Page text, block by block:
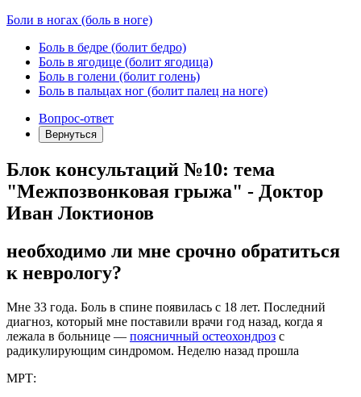
Боли в ногах (боль в ноге)
Боль в бедре (болит бедро)
Боль в ягодице (болит ягодица)
Боль в голени (болит голень)
Боль в пальцах ног (болит палец на ноге)
Вопрос-ответ
Вернуться
Блок консультаций №10: тема
"Межпозвонковая грыжа" - Доктор
Иван Локтионов
необходимо ли мне срочно обратиться
к неврологу?
Мне 33 года. Боль в спине появилась с 18 лет. Последний
диагноз, который мне поставили врачи год назад, когда я
лежала в больнице — поясничный остеохондроз с
радикулирующим синдромом. Неделю назад прошла
МРТ: